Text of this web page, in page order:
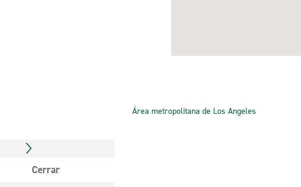
Cerrar
Área metropolitana de Los Angeles